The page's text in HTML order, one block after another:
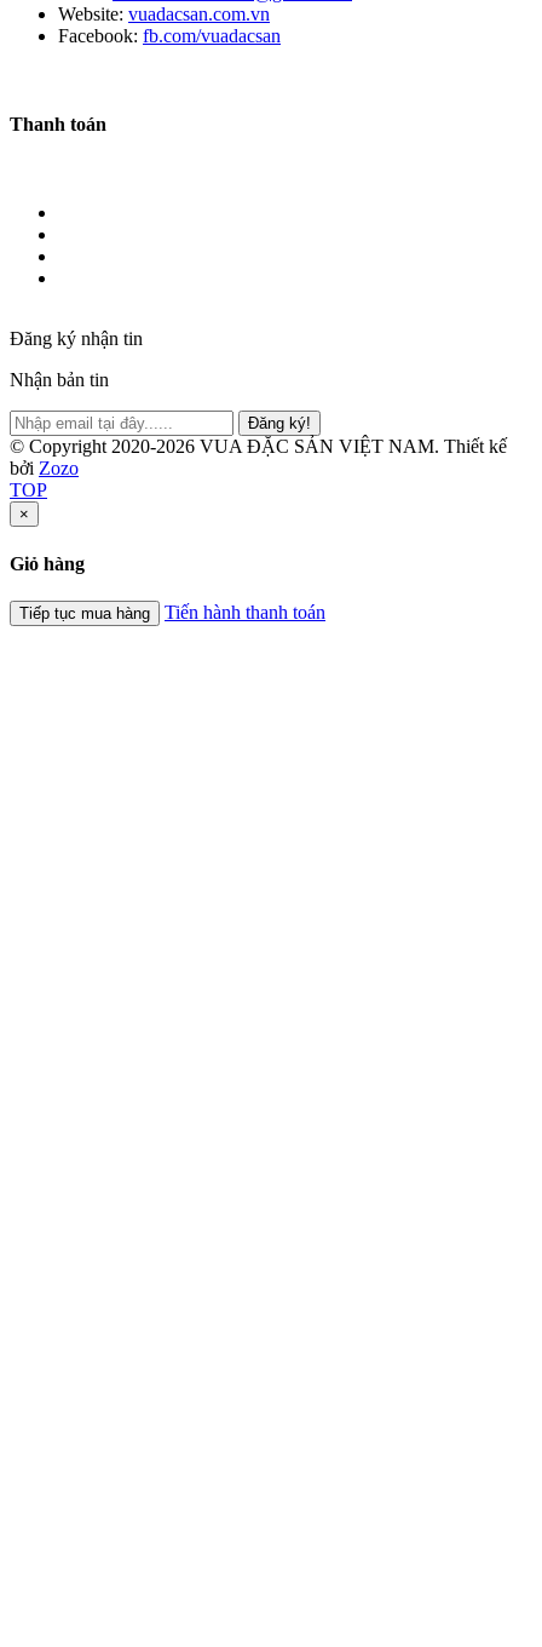
Website: vuadacsan.com.vn
Facebook: fb.com/vuadacsan
Thanh toán
Đăng ký nhận tin
Nhận bản tin
Đăng ký!
© Copyright 2020-2026 VUA ĐẶC SẢN VIỆT NAM. Thiết kế
bởi Zozo
TOP
×
Giỏ hàng
Tiếp tục mua hàng Tiến hành thanh toán